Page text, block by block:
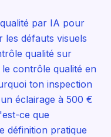
par IA pour
les défauts visuels
qualité sur
le contrôle qualité en
ton inspection
éclairage à 500 €
ce que
définition pratique